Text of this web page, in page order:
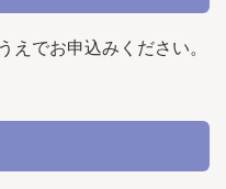
えでお申込みください。